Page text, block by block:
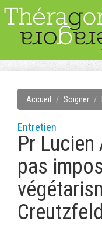
Accueil Soigner
Entretien
Pr Lucien
pas